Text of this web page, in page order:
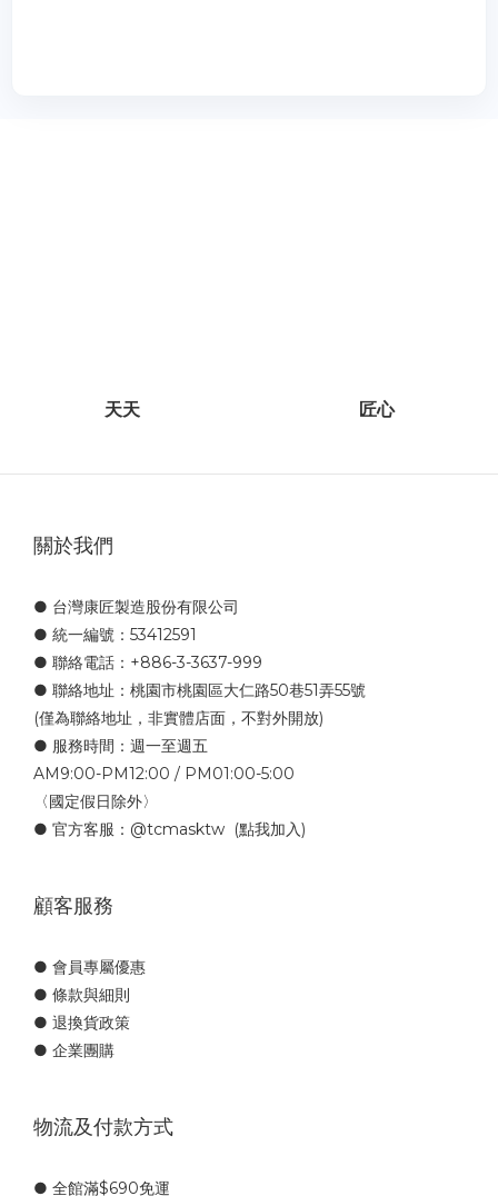
天天 匠心
關於我們
● 台灣康匠製造股份有限公司
● 統一編號：53412591
● 聯絡電話：+886-3-3637-999
● 聯絡地址：桃園市桃園區大仁路50巷51弄55號
(僅為聯絡地址，非實體店面，不對外開放)
● 服務時間：週一至週五
AM9:00-PM12:00 / PM01:00-5:00
〈國定假日除外〉
● 官方客服： @tcmasktw (點我加入)
顧客服務
● 會員專屬優惠
● 條款與細則
● 退換貨政策
● 企業團購
物流及付款方式
● 全館滿$690免運